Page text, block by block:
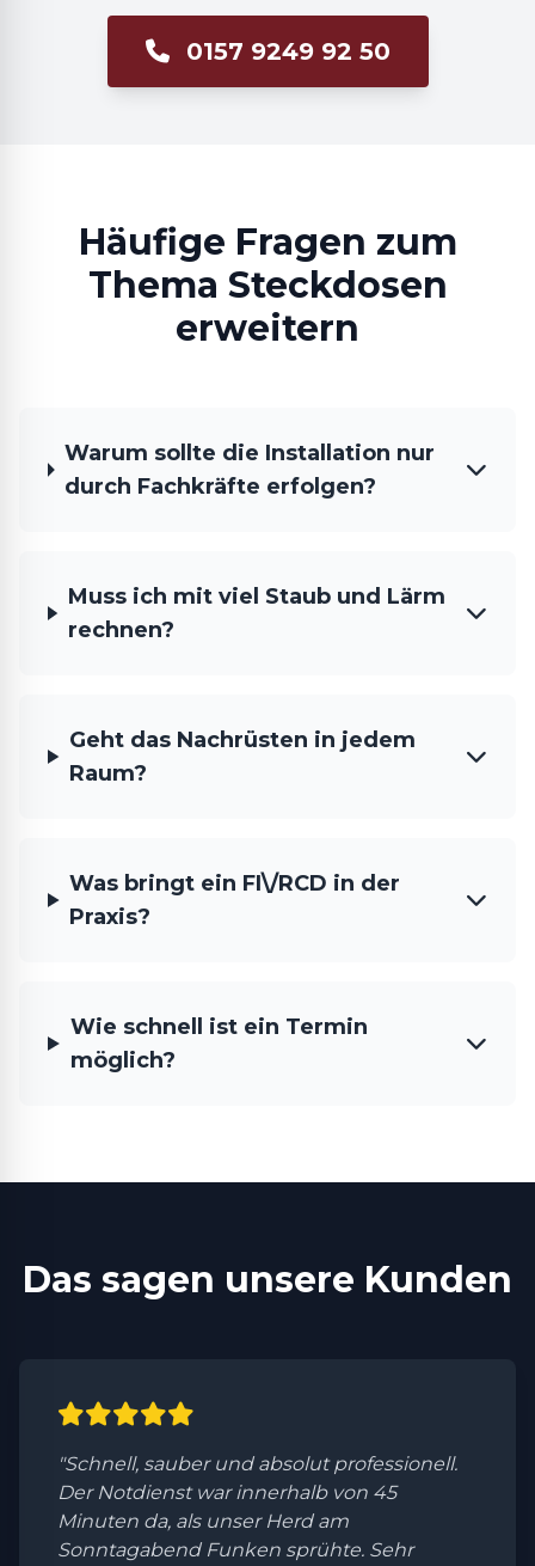
0157 9249 92 50
Häufige Fragen zum
Thema Steckdosen
erweitern
Warum sollte die Installation nur
durch Fachkräfte erfolgen?
Muss ich mit viel Staub und Lärm
rechnen?
Geht das Nachrüsten in jedem
Raum?
Was bringt ein FI\/RCD in der
Praxis?
Wie schnell ist ein Termin
möglich?
Das sagen unsere Kunden
"Schnell, sauber und absolut professionell.
Der Notdienst war innerhalb von 45
Minuten da, als unser Herd am
Sonntagabend Funken sprühte. Sehr